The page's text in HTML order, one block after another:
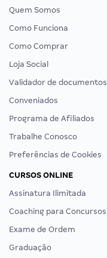
Quem Somos
Como Funciona
Como Comprar
Loja Social
Validador de documentos
Conveniados
Programa de Afiliados
Trabalhe Conosco
Preferências de Cookies
CURSOS ONLINE
Assinatura Ilimitada
Coaching para Concursos
Exame de Ordem
Graduação